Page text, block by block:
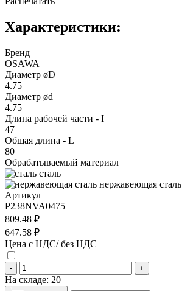
Характеристики:
Бренд
OSAWA
Диаметр øD
4.75
Диаметр ød
4.75
Длина рабочей части - I
47
Общая длина - L
80
Обрабатываемый материал
сталь
нержавеющая сталь
Артикул
P238NVA0475
809.48 ₽
647.58 ₽
Цена с НДС/ без НДС
- +
На складе: 20